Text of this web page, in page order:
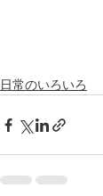
日常のいろいろ